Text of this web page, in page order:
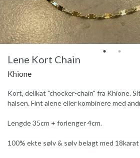
Lene Kort Chain
Khione
Kort, delikat "chocker-chain" fra Khione.
halsen. Fint alene eller kombinere med
Lengde 35cm + forlenger 4cm.
100% ekte sølv & sølv belagt med 18karat